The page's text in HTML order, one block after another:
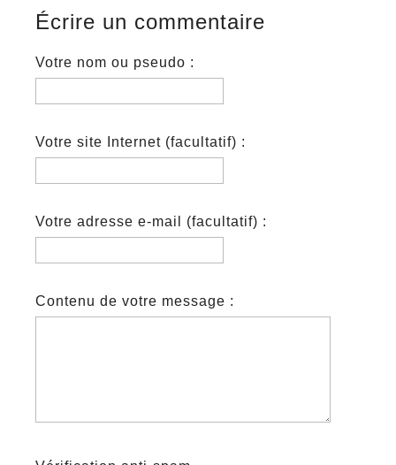
Écrire un commentaire
Votre nom ou pseudo :
Votre site Internet (facultatif) :
Votre adresse e-mail (facultatif) :
Contenu de votre message :